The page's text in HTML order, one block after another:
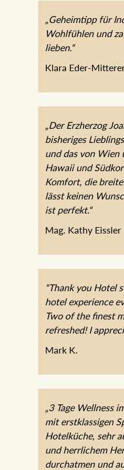
„Geheimtipp für
Wohlfühlen und
lieben.“
Klara Eder-
„Der Erzherzog
bisheriges
und das von Wien
Hawaii und
Komfort, die
lässt keinen
ist perfekt.“
Mag. Kathy Eissler
“Thank you Hotel
hotel experience
Two of the finest
refreshed! I
Mark K.
„3 Tage Wellness
mit erstklassigen
Hotelküche, sehr
und herrlichem
durchatmen und